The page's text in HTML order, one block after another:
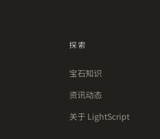
探索
宝石知识
资讯动态
关于 LightScript